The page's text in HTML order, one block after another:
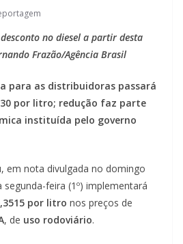
no diesel a partir desta
Frazão/Agência Brasil
para as distribuidoras passará
por litro; redução faz parte
instituída pelo governo
em nota divulgada no domingo
feira (1º) implementará
por litro nos preços de
, de uso rodoviário.